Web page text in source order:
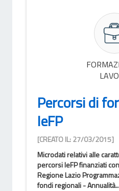
Percorsi di
IeFP
[CREATO IL: 27/03/2015]
Microdati relativi alle
percorsi IeFP finanziati
Regione Lazio
fondi regionali -